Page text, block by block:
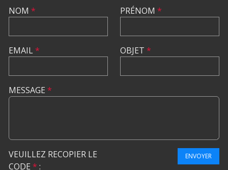
NOM *
EMAIL*
PRÉNOM *
OBJET *
MESSAGE *
VEUILLEZ RECOPIER LE
CODE * :
ENVOYER